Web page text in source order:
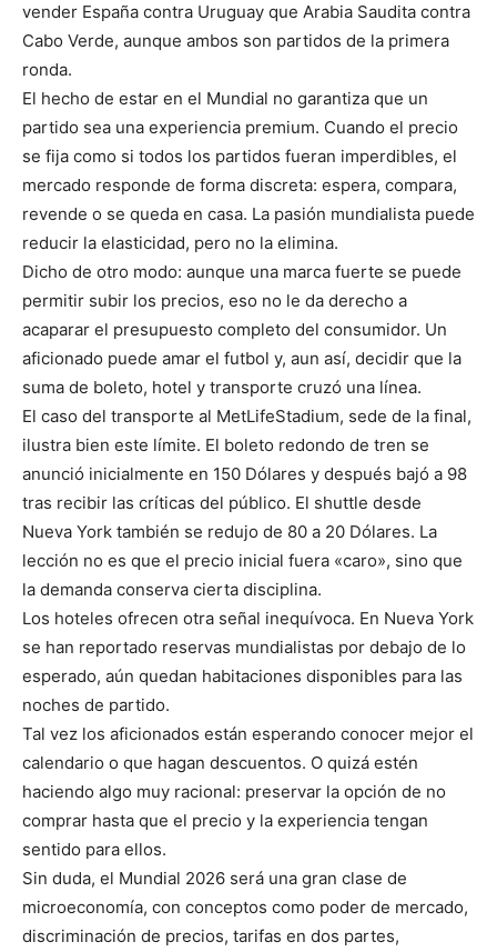
vender España contra Uruguay que Arabia Saudita contra
Cabo Verde, aunque ambos son partidos de la primera
ronda.
El hecho de estar en el Mundial no garantiza que un
partido sea una experiencia premium. Cuando el precio
se fija como si todos los partidos fueran imperdibles, el
mercado responde de forma discreta: espera, compara,
revende o se queda en casa. La pasión mundialista puede
reducir la elasticidad, pero no la elimina.
Dicho de otro modo: aunque una marca fuerte se puede
permitir subir los precios, eso no le da derecho a
acaparar el presupuesto completo del consumidor. Un
aficionado puede amar el futbol y, aun así, decidir que la
suma de boleto, hotel y transporte cruzó una línea.
El caso del transporte al MetLifeStadium, sede de la final,
ilustra bien este límite. El boleto redondo de tren se
anunció inicialmente en 150 Dólares y después bajó a 98
tras recibir las críticas del público. El shuttle desde
Nueva York también se redujo de 80 a 20 Dólares. La
lección no es que el precio inicial fuera «caro», sino que
la demanda conserva cierta disciplina.
Los hoteles ofrecen otra señal inequívoca. En Nueva York
se han reportado reservas mundialistas por debajo de lo
esperado, aún quedan habitaciones disponibles para las
noches de partido.
Tal vez los aficionados están esperando conocer mejor el
calendario o que hagan descuentos. O quizá estén
haciendo algo muy racional: preservar la opción de no
comprar hasta que el precio y la experiencia tengan
sentido para ellos.
Sin duda, el Mundial 2026 será una gran clase de
microeconomía, con conceptos como poder de mercado,
discriminación de precios, tarifas en dos partes,